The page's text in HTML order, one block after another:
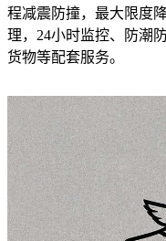
程减震防撞，最大限度
理，24小时监控、防潮
货物等配套服务。